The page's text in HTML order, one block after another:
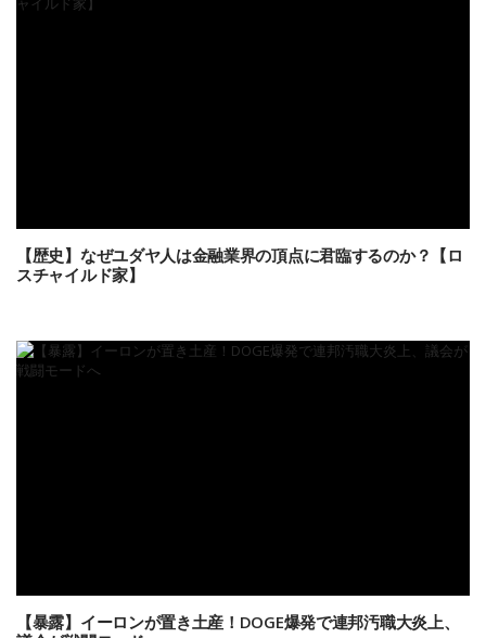
【歴史】なぜユダヤ人は金融業界の頂点に君臨するのか？【ロ
スチャイルド家】
【暴露】イーロンが置き土産！DOGE爆発で連邦汚職大炎上、